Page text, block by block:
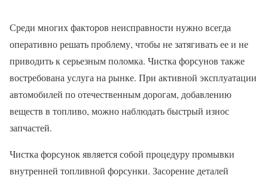
Среди многих факторов неисправности нужно всегда
оперативно решать проблему, чтобы не затягивать ее и не
приводить к серьезным поломка. Чистка форсунов также
востребована услуга на рынке. При активной эксплуатации
автомобилей по отечественным дорогам, добавлению
веществ в топливо, можно наблюдать быстрый износ
запчастей.
Чистка форсунок является собой процедуру промывки
внутренней топливной форсунки. Засорение деталей